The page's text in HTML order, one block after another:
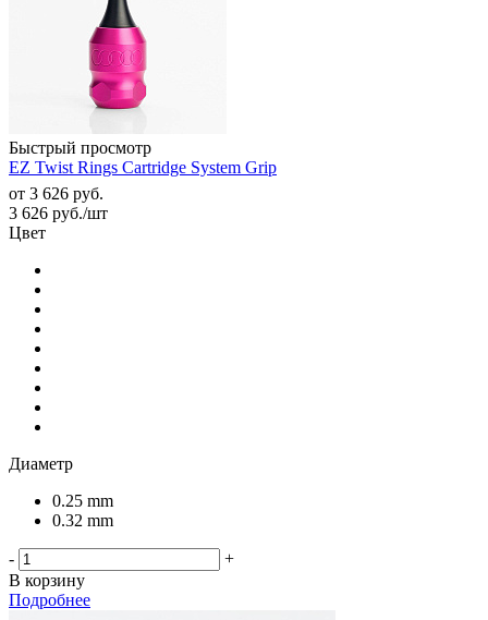
Быстрый просмотр
EZ Twist Rings Cartridge System Grip
от 3 626 руб.
3 626 руб./шт
Цвет
Диаметр
0.25 mm
0.32 mm
-
+
В корзину
Подробнее